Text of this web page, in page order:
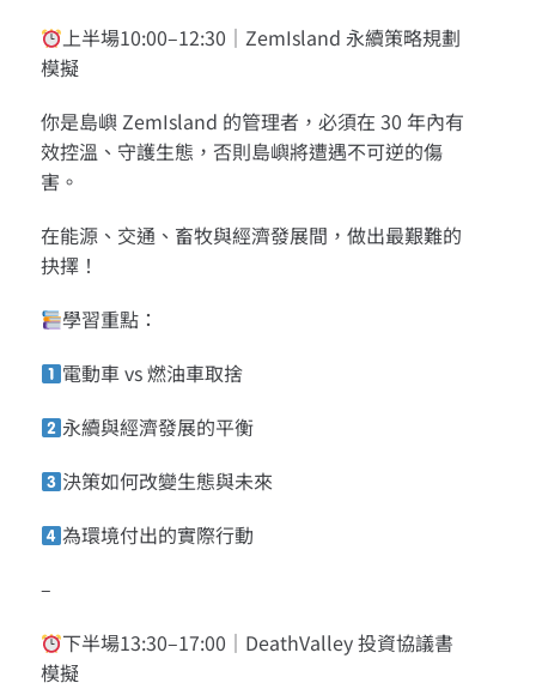
上半場10:00–12:30｜ZemIsland 永續策略規劃
模擬
你是島嶼 ZemIsland 的管理者，必須在 30 年內有
效控溫、守護生態，否則島嶼將遭遇不可逆的傷
害。
在能源、交通、畜牧與經濟發展間，做出最艱難的
抉擇！
學習重點：
電動車 vs 燃油車取捨
永續與經濟發展的平衡
決策如何改變生態與未來
為環境付出的實際行動
–
下半場13:30–17:00｜DeathValley 投資協議書
模擬